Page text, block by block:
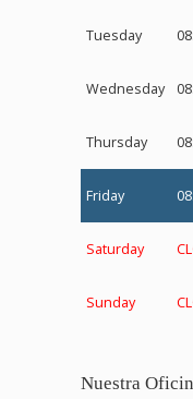
Tuesday
Wednesday
Thursday
Friday
Saturday
Sunday
Nuestra